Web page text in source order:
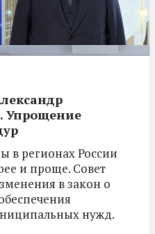
в регионах России
и проще. Совет
в закон о
нужд.